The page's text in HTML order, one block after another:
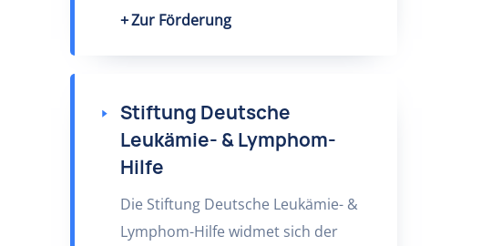
Zur Förderung
Stiftung Deutsche
Leukämie- & Lymphom-
Hilfe
Die Stiftung Deutsche Leukämie- &
Lymphom-Hilfe widmet sich der